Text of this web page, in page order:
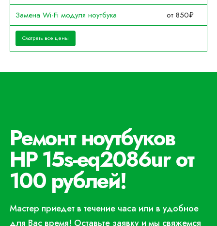
Замена Wi-Fi модуля ноутбука
от 850₽
Смотреть все цены
Ремонт ноутбуков
HP 15s-eq2086ur от
100 рублей!
Мастер приедет в течение часа или в удобное
для Вас время! Оставьте заявку и мы свяжемся